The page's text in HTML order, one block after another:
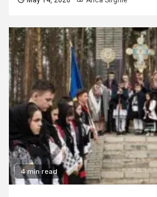
4 min read